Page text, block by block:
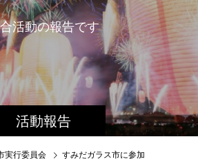
活動報告
合活動の報告です
実行委員会 すみだガラス市に参加